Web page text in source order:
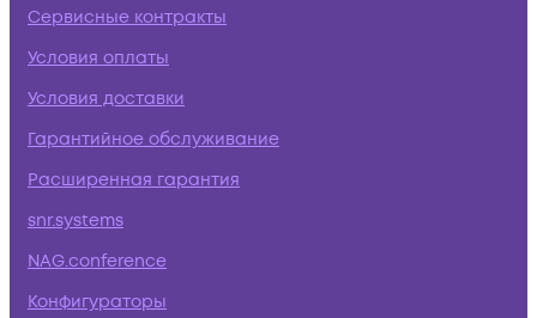
Сервисные контракты
Условия оплаты
Условия доставки
Гарантийное обслуживание
Расширенная гарантия
snr.systems
NAG.conference
Конфигураторы